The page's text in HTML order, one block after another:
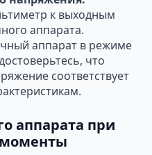
к выходным
аппарата.
аппарат в режиме
что
соответствует
аппарата при